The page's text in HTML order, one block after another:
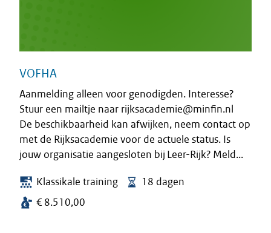
VOFHA
Aanmelding alleen voor genodigden. Interesse?
Stuur een mailtje naar rijksacademie@minfin.nl
De beschikbaarheid kan afwijken, neem contact op
met de Rijksacademie voor de actuele status. Is
jouw organisatie aangesloten bij Leer-Rijk? Meld...
Klassikale training
18 dagen
€ 8.510,00